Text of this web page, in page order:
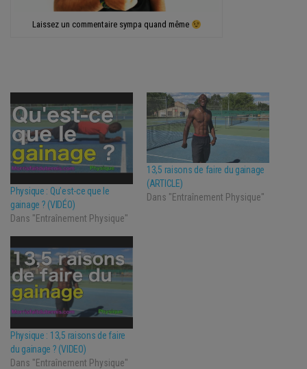
Laissez un commentaire sympa quand même
Physique : Qu’est-ce que le
gainage ? (VIDÉO)
Dans "Entraînement Physique"
13,5 raisons de faire du gainage
(ARTICLE)
Dans "Entraînement Physique"
Physique : 13,5 raisons de faire
du gainage ? (VIDEO)
Dans "Entraînement Physique"